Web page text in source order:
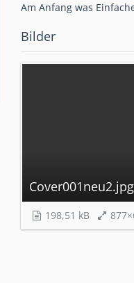
Am Anfang was
Bilder
Cover001neu2.jpg
198,51 kB